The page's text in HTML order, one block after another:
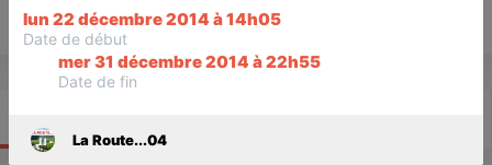
lun 22 décembre 2014 à 14h05
Date de début
mer 31 décembre 2014 à 22h55
Date de fin
La Route...04